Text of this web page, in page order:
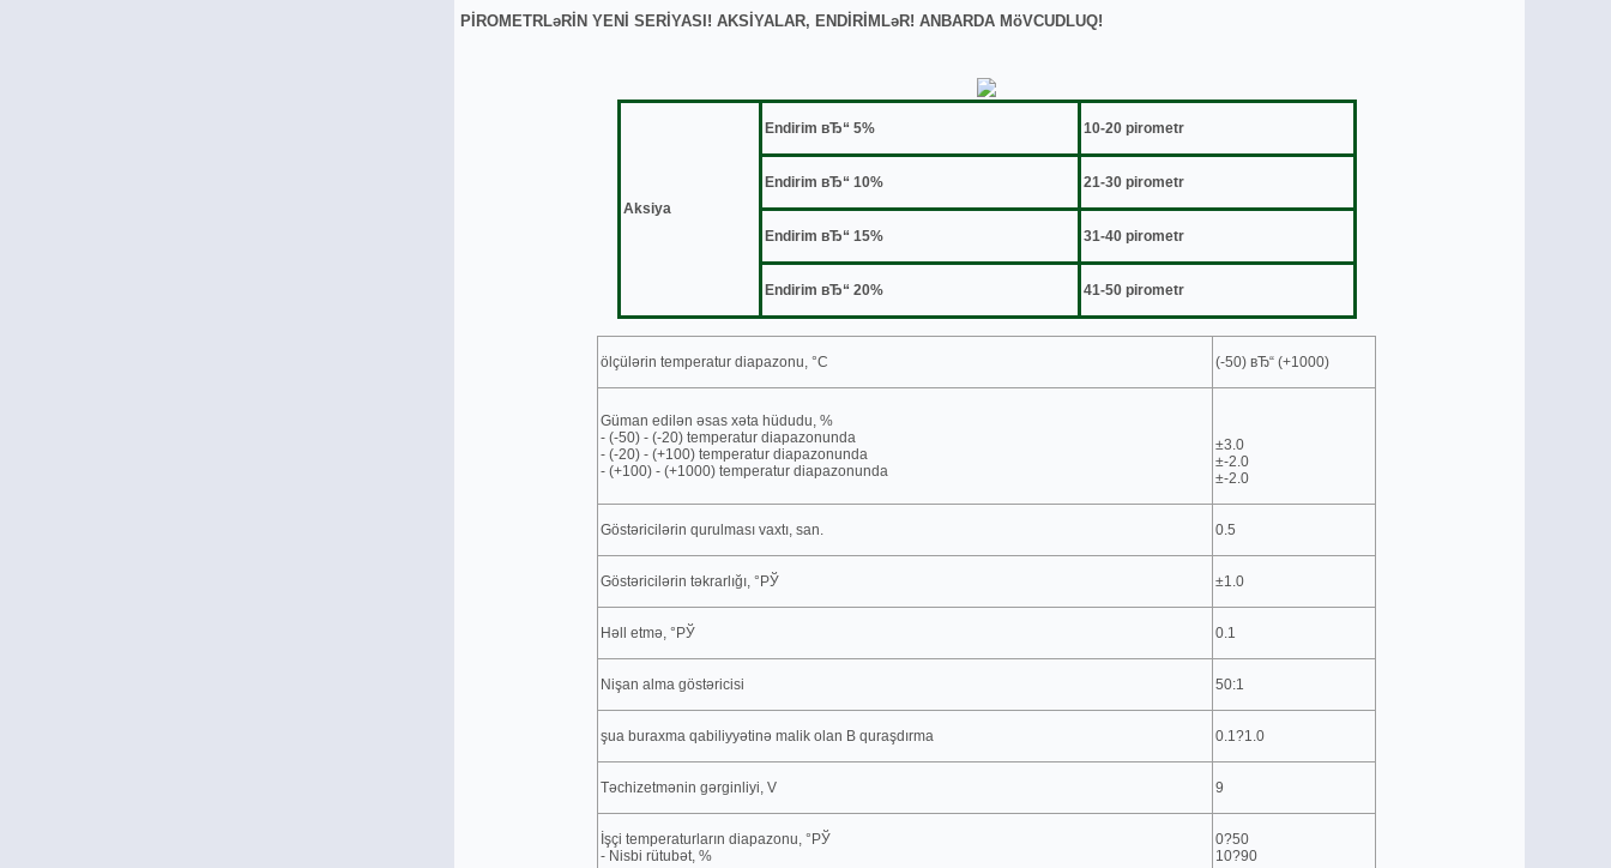
PİROMETRLәRİN YENİ SERİYASI! AKSİYALAR, ENDİRİMLәR! ANBARDA MöVCUDLUQ!
Aksiya
Endirim вЂ“ 5% 10-20 pirometr
Endirim вЂ“ 10% 21-30 pirometr
Endirim вЂ“ 15% 31-40 pirometr
Endirim вЂ“ 20% 41-50 pirometr
ölçülәrin temperatur diapazonu, °C (-50) вЂ“ (+1000)
Güman edilәn әsas xәta hüdudu, %
- (-50) - (-20) temperatur diapazonunda
- (-20) - (+100) temperatur diapazonunda
- (+100) - (+1000) temperatur diapazonunda
±3.0
±-2.0
±-2.0
Göstәricilәrin qurulması vaxtı, san. 0.5
Göstәricilәrin tәkrarlığı, °РЎ ±1.0
Hәll etmә, °РЎ 0.1
Nişan alma göstәricisi 50:1
şua buraxma qabiliyyәtinә malik olan В quraşdırma 0.1?1.0
Tәchizetmәnin gәrginliyi, V 9
İşçi temperaturların diapazonu, °РЎ
- Nisbi rütubәt, %
0?50
10?90